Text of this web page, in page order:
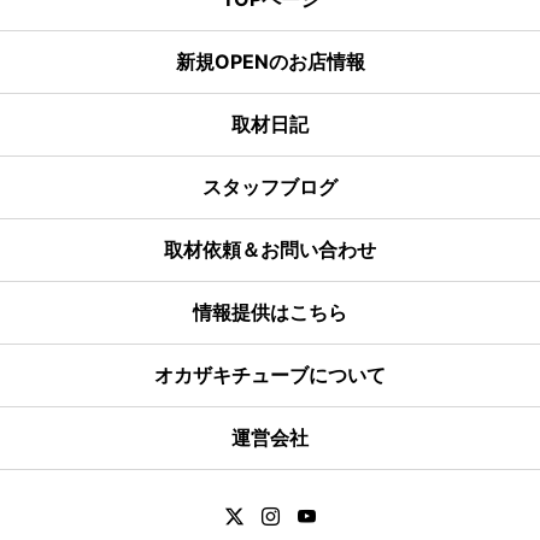
新規OPENのお店情報
取材日記
スタッフブログ
取材依頼＆お問い合わせ
情報提供はこちら
オカザキチューブについて
運営会社